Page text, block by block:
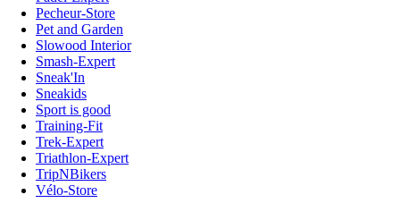
Pecheur-Store
Pet and Garden
Slowood Interior
Smash-Expert
Sneak'In
Sneakids
Sport is good
Training-Fit
Trek-Expert
Triathlon-Expert
TripNBikers
Vélo-Store